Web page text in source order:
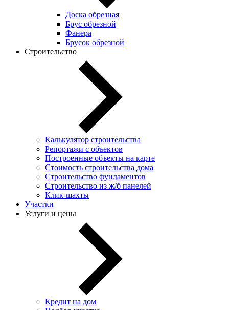
Доска обрезная
Брус обрезной
Фанера
Брусок обрезной
Строительство
Калькулятор строительства
Репортажи с объектов
Построенные объекты на карте
Стоимость строительства дома
Строительство фундаментов
Строительство из ж/б панелей
Клик-шахты
Участки
Услуги и цены
Кредит на дом